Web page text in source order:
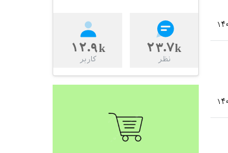
۲۳.۷k
نظر
۱۲.۹k
کاربر